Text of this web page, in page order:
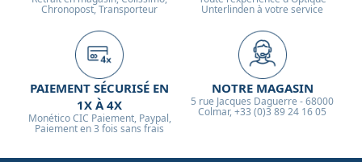
Chronopost, Transporteur Unterlinden à votre service
PAIEMENT SÉCURISÉ EN
1X À 4X
Monético CIC Paiement, Paypal,
Paiement en 3 fois sans frais
NOTRE MAGASIN
5 rue Jacques Daguerre - 68000
Colmar, +33 (0)3 89 24 16 05